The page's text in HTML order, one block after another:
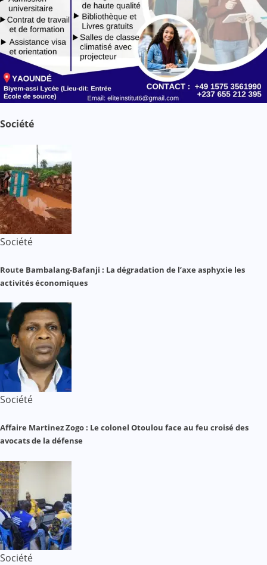
Société
Société
Route Bambalang-Bafanji : La dégradation de l’axe asphyxie les
activités économiques
Société
Affaire Martinez Zogo : Le colonel Otoulou face au feu croisé des
avocats de la défense
Société